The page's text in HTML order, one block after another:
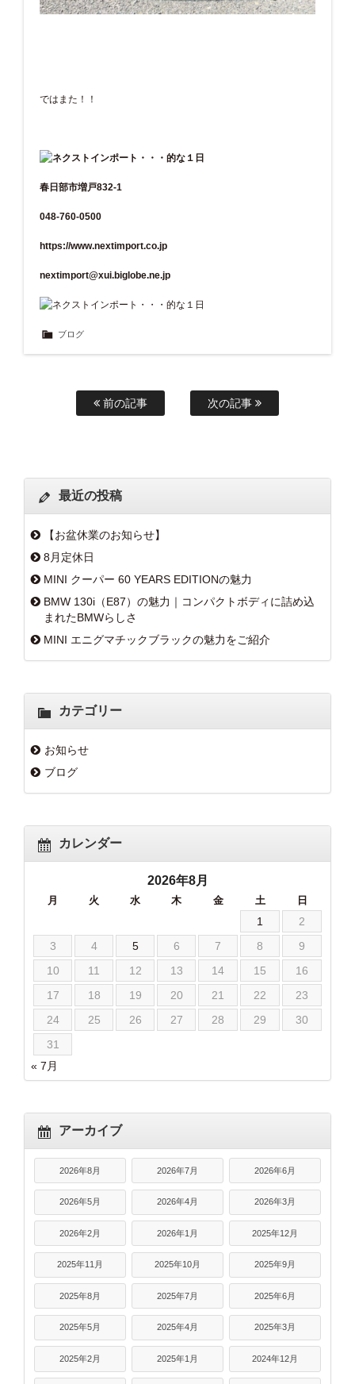
ではまた！！
春日部市増戸832-1
048-760-0500
https://www.nextimport.co.jp
nextimport@xui.biglobe.ne.jp
ブログ
前の記事 次の記事
最近の投稿
【お盆休業のお知らせ】
8月定休日
MINI クーパー 60 YEARS EDITIONの魅力
BMW 130i（E87）の魅力｜コンパクトボディに詰め込
まれたBMWらしさ
MINI エニグマチックブラックの魅力をご紹介
カテゴリー
お知らせ
ブログ
カレンダー
2026年8月
月 火 水 木 金 土 日
1
2
3
4 5 6 7 8
9
10
11 12 13 14 15
16
17
18 19 20 21 22
23
24
25 26 27 28 29
30
31
« 7月
アーカイブ
2026年8月 2026年7月 2026年6月
2026年5月 2026年4月 2026年3月
2026年2月 2026年1月 2025年12月
2025年11月 2025年10月 2025年9月
2025年8月 2025年7月 2025年6月
2025年5月 2025年4月 2025年3月
2025年2月 2025年1月 2024年12月